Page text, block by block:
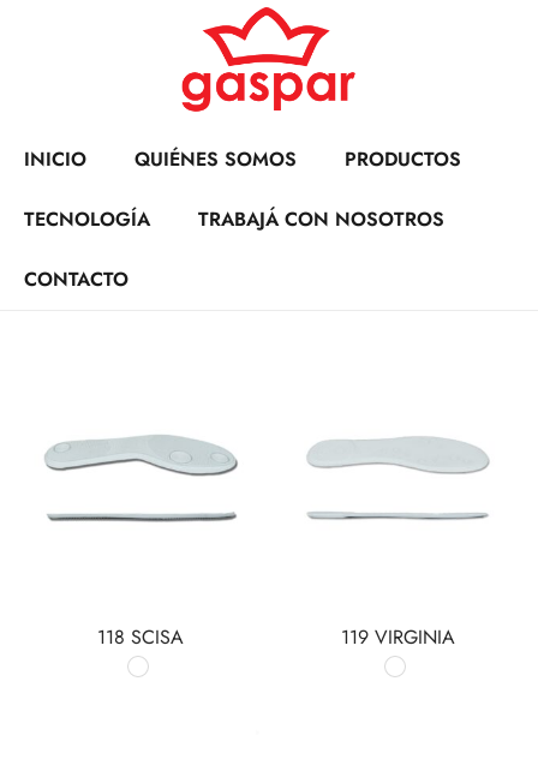
INICIO QUIÉNES SOMOS PRODUCTOS
TECNOLOGÍA TRABAJÁ CON NOSOTROS
CONTACTO
118 SCISA 119 VIRGINIA